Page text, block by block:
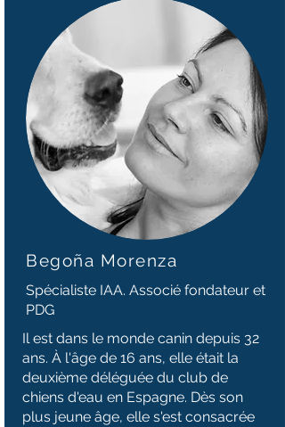
Begoña Morenza
Spécialiste IAA. Associé fondateur et
PDG
Il est dans le monde canin depuis 32
ans. À l'âge de 16 ans, elle était la
deuxième déléguée du club de
chiens d'eau en Espagne. Dès son
plus jeune âge, elle s'est consacrée